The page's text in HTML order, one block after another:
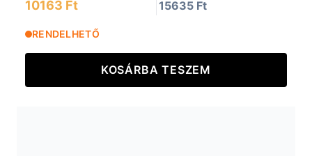
10163 Ft 15635 Ft
RENDELHETŐ
KOSÁRBA TESZEM